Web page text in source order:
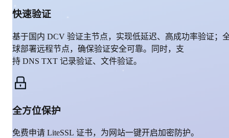
快速验证
基于国内 DCV 验证主节点，实现低延迟、高成功率验证；
球部署远程节点，确保验证安全可靠。同时，支
持 DNS TXT 记录验证、文件验证。
全方位保护
免费申请 LiteSSL 证书，为网站一键开启加密防护。